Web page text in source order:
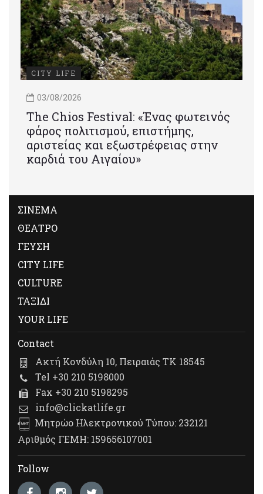
CITY LIFE
03/08/2026
Τhe Chios Festival: «Ένας φωτεινός
φάρος πολιτισμού, επιστήμης,
αριστείας και εξωστρέφειας στην
καρδιά του Αιγαίου»
ΣΙΝΕΜΑ
ΘΕΑΤΡΟ
ΓΕΥΣΗ
CITY LIFE
CULTURE
ΤΑΞΙΔΙ
YOUR LIFE
Contact
Ακτή Κονδύλη 10, Πειραιάς ΤΚ 18545
Tel +30 210 5198000
Fax +30 210 5198295
info@clickatlife.gr
Μητρώο Ηλεκτρονικού Τύπου: 232121
Αριθμός ΓΕΜΗ: 159656107001
Follow